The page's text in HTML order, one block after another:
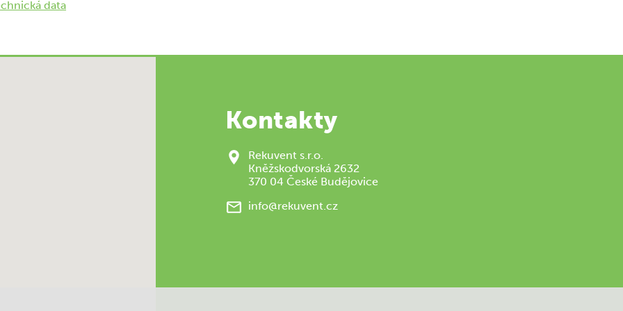
data
Kontakty
Rekuvent s.r.o.
Kněžskodvorská 2632
370 04 České Budějovice
info@rekuvent.cz